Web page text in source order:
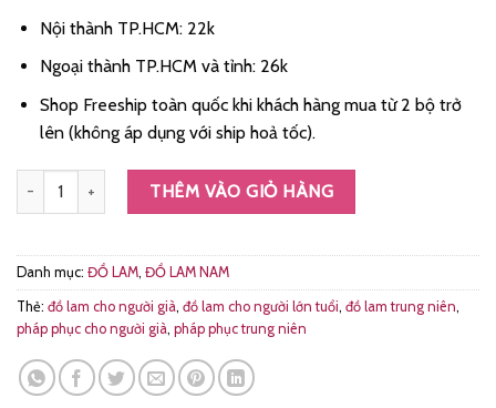
Nội thành TP.HCM: 22k
Ngoại thành TP.HCM và tỉnh: 26k
Shop Freeship toàn quốc khi khách hàng mua từ 2 bộ trở
lên (không áp dụng với ship hoả tốc).
Đồ lam đi chùa cho nam vải kate màu cocola kiểu lãnh tụ dài tay
THÊM VÀO GIỎ HÀNG
Danh mục: ĐỒ LAM, ĐỒ LAM NAM
Thẻ: đồ lam cho người già, đồ lam cho người lớn tuổi, đồ lam trung niên,
pháp phục cho người già, pháp phục trung niên